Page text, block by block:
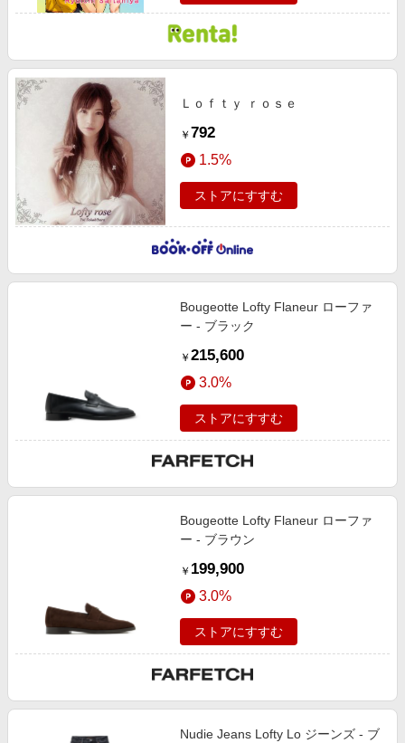
Ｌｏｆｔｙ ｒｏｓｅ
￥ 792
1.5%
ストアにすすむ
Bougeotte Lofty Flaneur ローファ
ー - ブラック
￥ 215,600
3.0%
ストアにすすむ
Bougeotte Lofty Flaneur ローファ
ー - ブラウン
￥ 199,900
3.0%
ストアにすすむ
Nudie Jeans Lofty Lo ジーンズ - ブ